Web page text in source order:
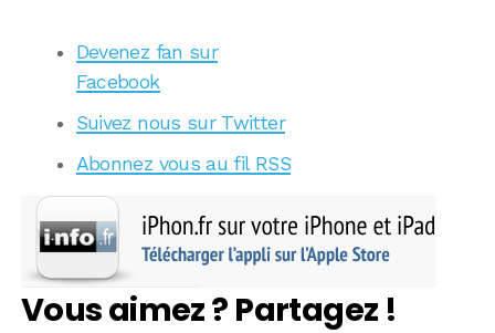
Devenez fan sur
Facebook
Suivez nous sur Twitter
Abonnez vous au fil RSS
Vous aimez ? Partagez !